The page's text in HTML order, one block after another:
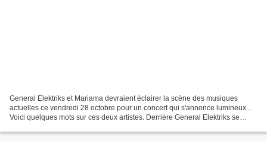
General Elektriks et Mariama devraient éclairer la scène des musiques
actuelles ce vendredi 28 octobre pour un concert qui s'annonce lumineux...
Voici quelques mots sur ces deux artistes. Derrière General Elektriks se